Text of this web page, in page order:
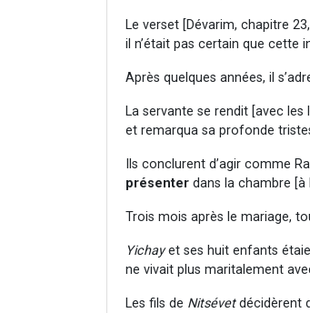
Le verset [Dévarim, chapitre
il n’était pas certain que cette
Après quelques années, il
La servante se rendit [avec
et remarqua sa profonde
Ils conclurent d’agir comme
présenter dans la chambre [à
Trois mois après le mariage,
Yichayet ses huit enfants
ne vivait plus maritalement
Les fils de Nitsévetdécidèrent